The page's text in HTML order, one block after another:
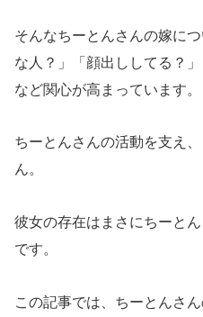
そんなちーとんさんの嫁に
な人？」「顔出ししてる？
など関心が高まっています。
ちーとんさんの活動を支え
ん。
彼女の存在はまさにちーと
です。
この記事では、ちーとんさ